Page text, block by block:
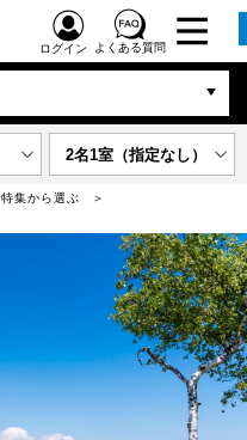
ログイン よくある質問
2名1室（指定なし）
特集から選ぶ